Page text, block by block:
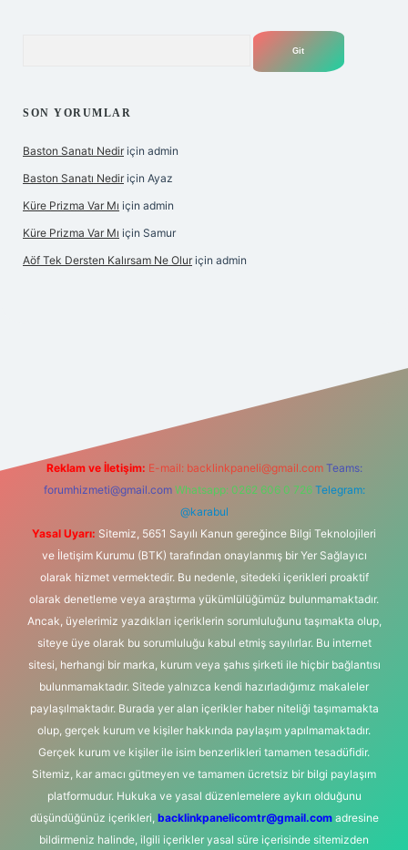
SON YORUMLAR
Baston Sanatı Nedir için admin
Baston Sanatı Nedir için Ayaz
Küre Prizma Var Mı için admin
Küre Prizma Var Mı için Samur
Aöf Tek Dersten Kalırsam Ne Olur için admin
Reklam ve İletişim: E-mail: backlinkpaneli@gmail.com Teams:
forumhizmeti@gmail.com Whatsapp: 0262 606 0 726 Telegram:
@karabul
Yasal Uyarı: Sitemiz, 5651 Sayılı Kanun gereğince Bilgi Teknolojileri
ve İletişim Kurumu (BTK) tarafından onaylanmış bir Yer Sağlayıcı
olarak hizmet vermektedir. Bu nedenle, sitedeki içerikleri proaktif
olarak denetleme veya araştırma yükümlülüğümüz bulunmamaktadır.
Ancak, üyelerimiz yazdıkları içeriklerin sorumluluğunu taşımakta olup,
siteye üye olarak bu sorumluluğu kabul etmiş sayılırlar. Bu internet
sitesi, herhangi bir marka, kurum veya şahıs şirketi ile hiçbir bağlantısı
bulunmamaktadır. Sitede yalnızca kendi hazırladığımız makaleler
paylaşılmaktadır. Burada yer alan içerikler haber niteliği taşımamakta
olup, gerçek kurum ve kişiler hakkında paylaşım yapılmamaktadır.
Gerçek kurum ve kişiler ile isim benzerlikleri tamamen tesadüfidir.
Sitemiz, kar amacı gütmeyen ve tamamen ücretsiz bir bilgi paylaşım
platformudur. Hukuka ve yasal düzenlemelere aykırı olduğunu
düşündüğünüz içerikleri, backlinkpanelicomtr@gmail.comadresine
bildirmeniz halinde, ilgili içerikler yasal süre içerisinde sitemizden